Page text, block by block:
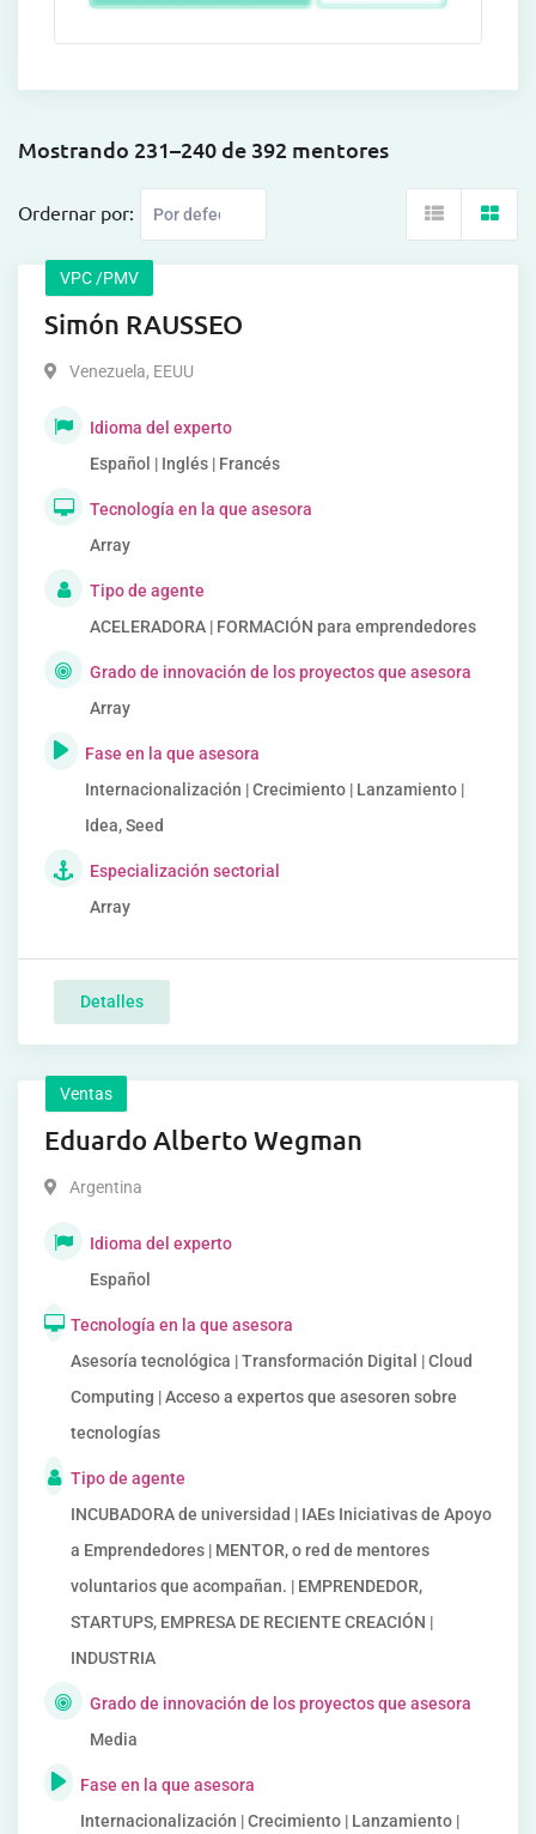
Mostrando 231–240 de 392 mentores
Ordernar por:
VPC /PMV
Simón RAUSSEO
Venezuela, EEUU
Idioma del experto
Español | Inglés | Francés
Tecnología en la que asesora
Array
Tipo de agente
ACELERADORA | FORMACIÓN para emprendedores
Grado de innovación de los proyectos que asesora
Array
Fase en la que asesora
Internacionalización | Crecimiento | Lanzamiento |
Idea, Seed
Especialización sectorial
Array
Detalles
Ventas
Eduardo Alberto Wegman
Argentina
Idioma del experto
Español
Tecnología en la que asesora
Asesoría tecnológica | Transformación Digital | Cloud
Computing | Acceso a expertos que asesoren sobre
tecnologías
Tipo de agente
INCUBADORA de universidad | IAEs Iniciativas de Apoyo
a Emprendedores | MENTOR, o red de mentores
voluntarios que acompañan. | EMPRENDEDOR,
STARTUPS, EMPRESA DE RECIENTE CREACIÓN |
INDUSTRIA
Grado de innovación de los proyectos que asesora
Media
Fase en la que asesora
Internacionalización | Crecimiento | Lanzamiento |